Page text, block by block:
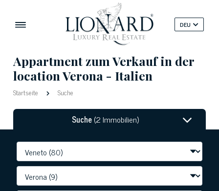
DEU
Appartment zum Verkauf in der
location Verona - Italien
Startseite Suche
Suche(2 Immobilien)